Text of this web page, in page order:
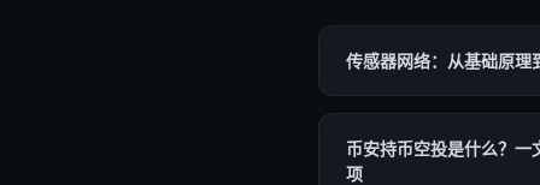
传感器网络：从基础原理
币安持币空投是什么？一
项